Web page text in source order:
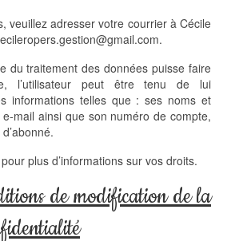
veuillez adresser votre courrier à Cécile
du traitement des données puisse faire
l’utilisateur peut être tenu de lui
informations telles que : ses noms et
mail ainsi que son numéro de compte,
plus d’informations sur vos droits.
de modification de la